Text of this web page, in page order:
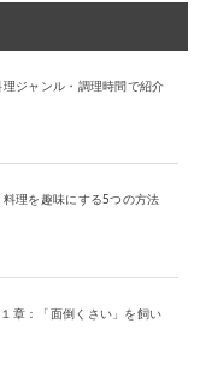
ジャンル・調理時間で紹介
理を趣味にする5つの方法
章：「面倒くさい」を飼い